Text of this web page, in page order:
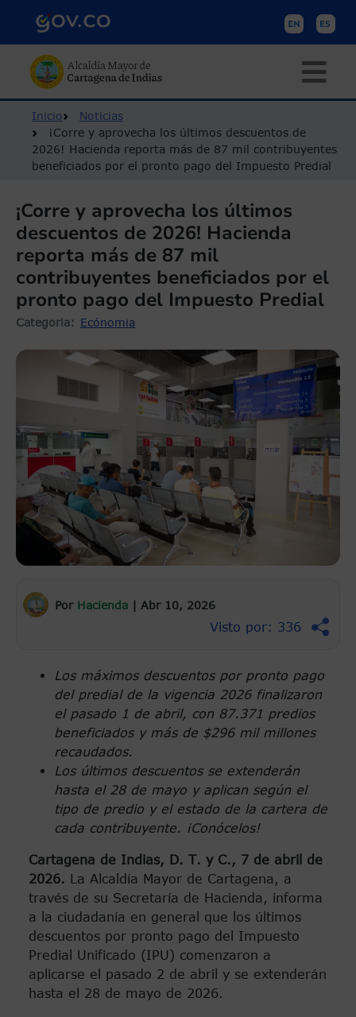
Ruta de navegación
Inicio
Noticias
¡Corre y aprovecha los últimos descuentos de
2026! Hacienda reporta más de 87 mil contribuyentes
beneficiados por el pronto pago del Impuesto Predial
¡Corre y aprovecha los últimos
descuentos de 2026! Hacienda
reporta más de 87 mil
contribuyentes beneficiados por el
pronto pago del Impuesto Predial
Categoria Ecónomia
Por Hacienda | Abr 10, 2026
Visto por: 336
Los máximos descuentos por pronto pago
del predial de la vigencia 2026 finalizaron
el pasado 1 de abril, con 87.371 predios
beneficiados y más de $296 mil millones
recaudados.
Los últimos descuentos se extenderán
hasta el 28 de mayo y aplican según el
tipo de predio y el estado de la cartera de
cada contribuyente. ¡Conócelos!
Cartagena de Indias, D. T. y C., 7 de abril de
2026. La Alcaldía Mayor de Cartagena, a
través de su Secretaría de Hacienda, informa
a la ciudadanía en general que los últimos
descuentos por pronto pago del Impuesto
Predial Unificado (IPU) comenzaron a
aplicarse el pasado 2 de abril y se extenderán
hasta el 28 de mayo de 2026.